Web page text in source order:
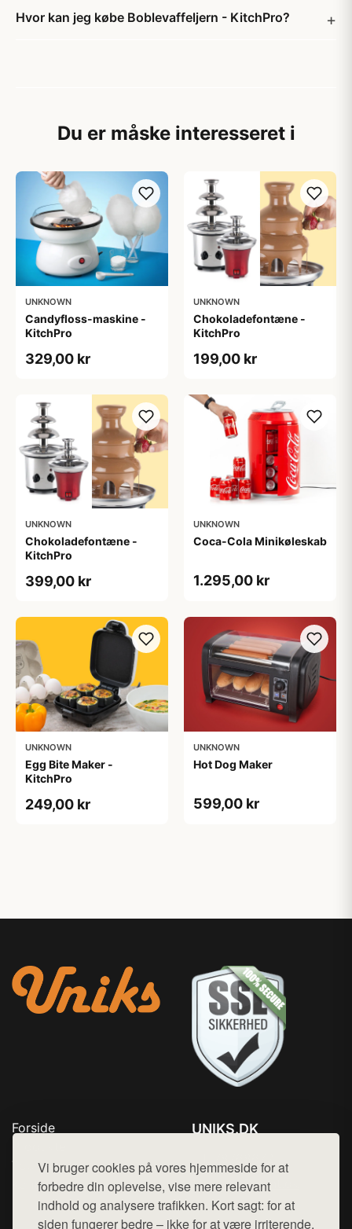
Vi bruger cookies på vores hjemmeside for at
forbedre din oplevelse, vise mere relevant
indhold og analysere trafikken. Kort sagt: for at
siden fungerer bedre – ikke for at være irriterende.
Hvor kan jeg købe Boblevaffeljern - KitchPro?
Du er måske interesseret i
UNKNOWN
Candyfloss-maskine -
KitchPro
329,00 kr
UNKNOWN
Chokoladefontæne -
KitchPro
199,00 kr
UNKNOWN
Chokoladefontæne -
KitchPro
399,00 kr
UNKNOWN
Coca-Cola Minikøleskab
1.295,00 kr
UNKNOWN
Egg Bite Maker -
KitchPro
249,00 kr
UNKNOWN
Hot Dog Maker
599,00 kr
Forside
Top Rabatter
Kontakt
UNIKS.DK
Mail: hej@want.dk
Cookie- og privatlivspolitik